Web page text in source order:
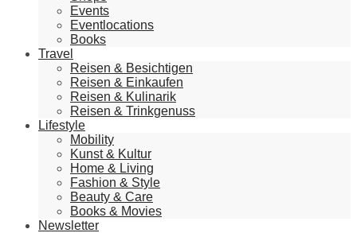
Events
Eventlocations
Books
Travel
Reisen & Besichtigen
Reisen & Einkaufen
Reisen & Kulinarik
Reisen & Trinkgenuss
Lifestyle
Mobility
Kunst & Kultur
Home & Living
Fashion & Style
Beauty & Care
Books & Movies
Newsletter